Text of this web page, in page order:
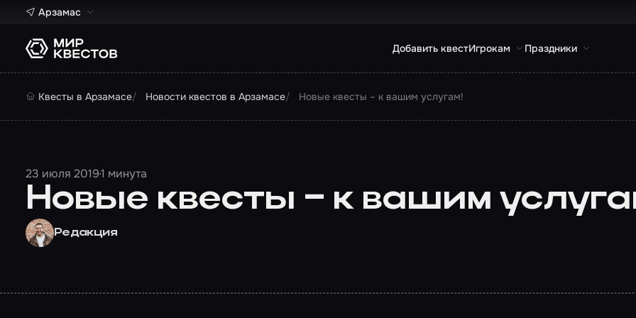
Арзамас
Добавить квестИгрокам Праздники
Квесты в Арзамасе Новости квестов в Арзамасе Новые квесты – к вашим услугам!
23 июля 20191 минута
Новые квесты – к вашим
Редакция